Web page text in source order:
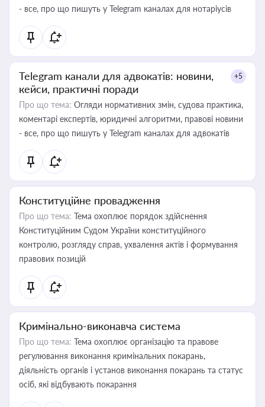
- все, про що пишуть у Telegram каналах для нотаріусів
Telegram канали для адвокатів: новини,
кейси, практичні поради
+5
Про що тема: Огляди нормативних змін, судова практика,
коментарі експертів, юридичні алгоритми, правові новини
- все, про що пишуть у Telegram каналах для адвокатів
Конституційне провадження
Про що тема: Тема охоплює порядок здійснення
Конституційним Судом України конституційного
контролю, розгляду справ, ухвалення актів і формування
правових позицій
Кримінально-виконавча система
Про що тема: Тема охоплює організацію та правове
регулювання виконання кримінальних покарань,
діяльність органів і установ виконання покарань та статус
осіб, які відбувають покарання